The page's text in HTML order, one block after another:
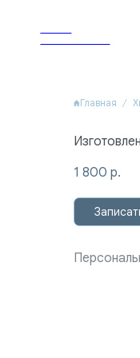
Dental Clinic
Dental Clinic
Главная
1 800 р.